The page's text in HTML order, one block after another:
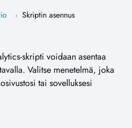
› Skriptin asennus
skripti voidaan asentaa
Valitse menetelmä, joka
tai sovelluksesi